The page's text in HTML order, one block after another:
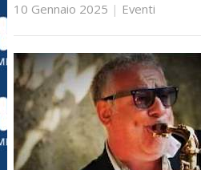
10 Gennaio 2025 | Eventi